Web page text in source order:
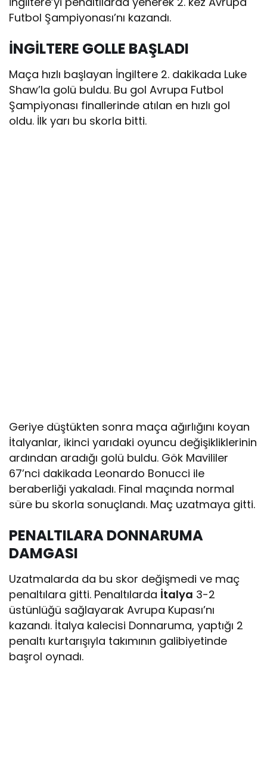
Futbol Şampiyonası’nı kazandı.
İNGİLTERE GOLLE BAŞLADI
Maça hızlı başlayan İngiltere 2. dakikada Luke
Shaw’la golü buldu. Bu gol Avrupa Futbol
Şampiyonası finallerinde atılan en hızlı gol
oldu. İlk yarı bu skorla bitti.
Geriye düştükten sonra maça ağırlığını koyan
İtalyanlar, ikinci yarıdaki oyuncu değişikliklerinin
ardından aradığı golü buldu. Gök Mavililer
67’nci dakikada Leonardo Bonucci ile
beraberliği yakaladı. Final maçında normal
süre bu skorla sonuçlandı. Maç uzatmaya gitti.
PENALTILARA DONNARUMA
DAMGASI
Uzatmalarda da bu skor değişmedi ve maç
penaltılara gitti. Penaltılarda İtalya 3-2
üstünlüğü sağlayarak Avrupa Kupası’nı
kazandı. İtalya kalecisi Donnaruma, yaptığı 2
penaltı kurtarışıyla takımının galibiyetinde
başrol oynadı.